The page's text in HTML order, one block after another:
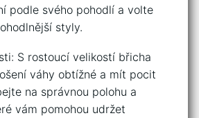
podle ‍svého pohodlí a⁤ volte
styly.
S rostoucí⁢ velikostí‌ břicha
váhy⁤ obtížné a mít pocit
na ‍správnou polohu a
vám‌ pomohou udržet